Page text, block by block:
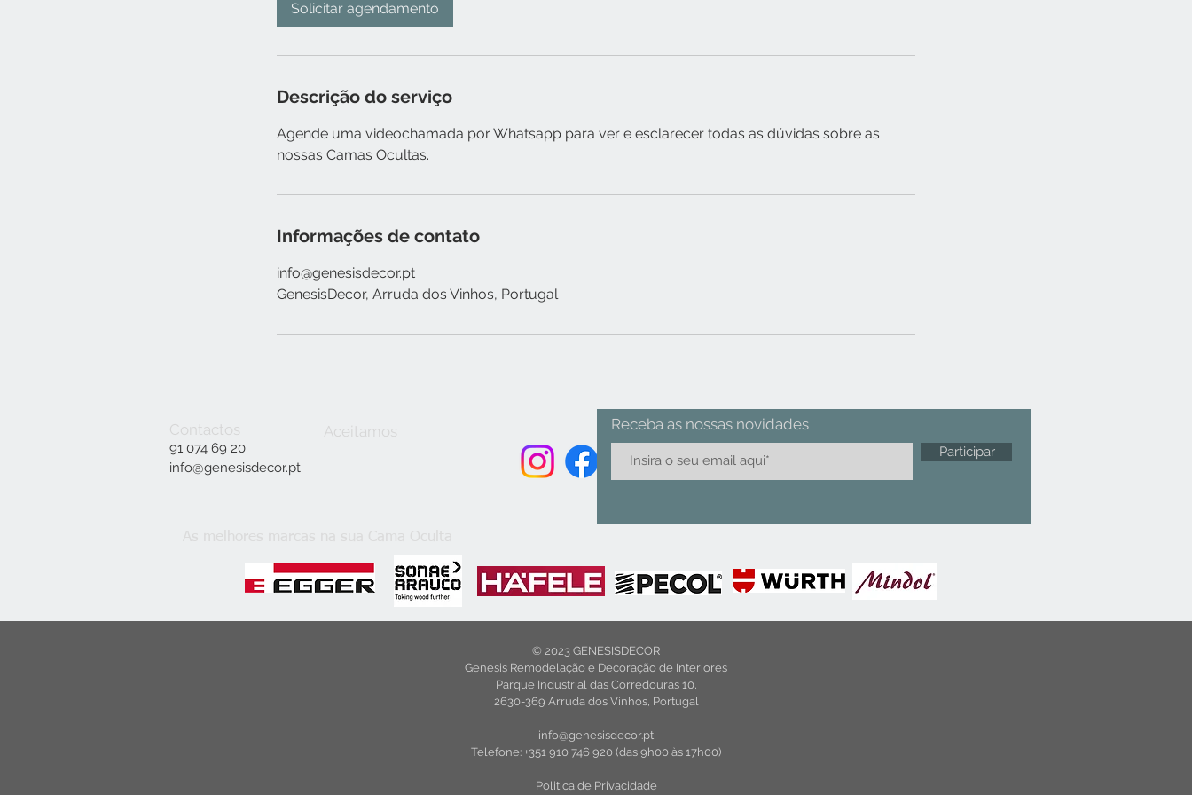
Solicitar agendamento
Descrição do serviço
Agende uma videochamada por Whatsapp para ver e esclarecer todas as dúvidas sobre as
nossas Camas Ocultas.
Informações de contato
info@genesisdecor.pt
GenesisDecor, Arruda dos Vinhos, Portugal
Contactos
91 074 69 20
info@genesisdecor.pt
Aceitamos Receba as nossas novidades
Participar
© 2023 GENESISDECOR
Genesis Remodelação e Decoração de Interiores
Parque Industrial das Corredouras 10,
2630-369 Arruda dos Vinhos, Portugal
info@genesisdecor.pt
Telefone: +351 910 746 920 (das 9h00 às 17h00)
Politica de Privacidade